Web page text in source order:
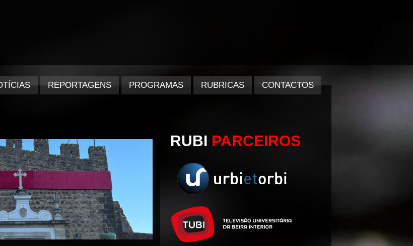
REPORTAGENS PROGRAMAS RUBRICAS CONTACTOS
RUBI PARCEIROS